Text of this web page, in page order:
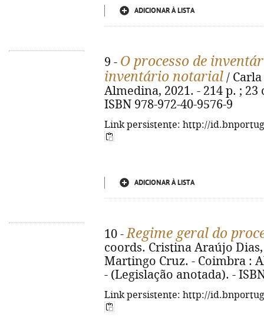
ADICIONAR À LISTA
9 - O processo de
inventário notarial /
Almedina, 2021. - 214 p. ;
ISBN 978-972-40-9576-9
Link persistente: http://
ADICIONAR À LISTA
10 -Regime geral do
coords. Cristina Araújo
Martingo Cruz. - Coimbra :
- (Legislação anotada). -
Link persistente: http://